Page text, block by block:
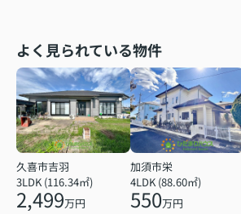
よく見られている物件
久喜市吉羽
3LDK (116.34㎡)
2,499万円
加須市栄
4LDK (88.60㎡)
550万円